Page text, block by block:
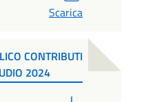
Scarica
CONTRIBUTI
2024